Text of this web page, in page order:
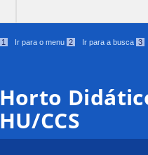
1 Ir para o menu 2 Ir para a busca 3
Horto
HU/CCS